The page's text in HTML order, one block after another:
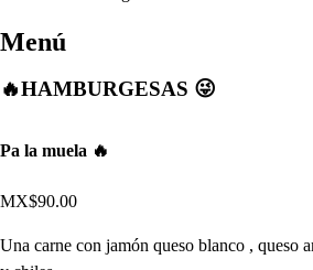
Menú
🔥HAMBURGESAS 😜
Pa la muela 🔥
MX$90.00
Una carne con jamón queso blanco , queso